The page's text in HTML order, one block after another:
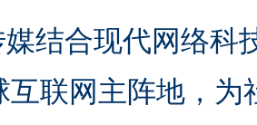
结合现代网络科
互联网主阵地，